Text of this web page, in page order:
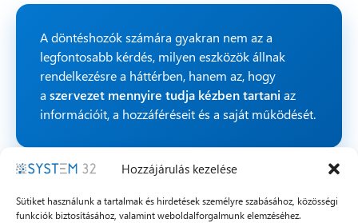
Hozzájárulás kezelése
Sütiket használunk a tartalmak és hirdetések személyre szabásához, közösségi
funkciók biztosításához, valamint weboldalforgalmunk elemzéséhez.
A döntéshozók számára gyakran nem az a
legfontosabb kérdés, milyen eszközök állnak
rendelkezésre a háttérben, hanem az, hogy
a szervezet mennyire tudja kézben tartani az
információit, a hozzáféréseit és a saját működését.
működés?